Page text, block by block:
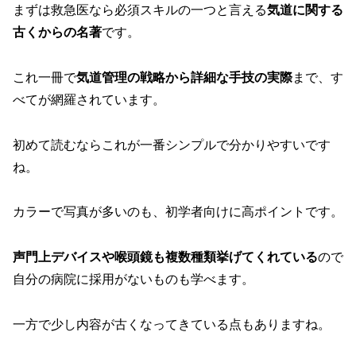
まずは救急医なら必須スキルの一つと言える気道に関する
古くからの名著です。
これ一冊で気道管理の戦略から詳細な手技の実際まで、す
べてが網羅されています。
初めて読むならこれが一番シンプルで分かりやすいです
ね。
カラーで写真が多いのも、初学者向けに高ポイントです。
声門上デバイスや喉頭鏡も複数種類挙げてくれているので
自分の病院に採用がないものも学べます。
一方で少し内容が古くなってきている点もありますね。